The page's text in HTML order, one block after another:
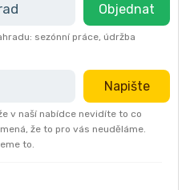
Objednat
sezónní práce, údržba
Napište
v naší nabídce nevidíte to co
že to pro vás neuděláme.
to.